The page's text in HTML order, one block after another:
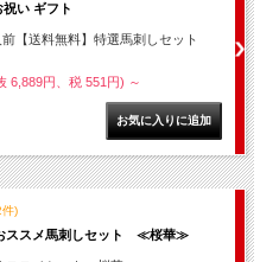
い ギフト
【送料無料】特選馬刺しセット
6,889円、税 551円) ～
)
おススメ馬刺しセット ≪桜華≫